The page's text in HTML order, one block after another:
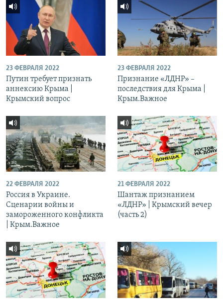
23 ФЕВРАЛЯ 2022
Путин требует признать
аннексию Крыма |
Крымский вопрос
23 ФЕВРАЛЯ 2022
Признание «ЛДНР» –
последствия для Крыма |
Крым.Важное
22 ФЕВРАЛЯ 2022
Россия в Украине.
Сценарии войны и
замороженного конфликта
| Крым.Важное
21 ФЕВРАЛЯ 2022
Шантаж признанием
«ЛДНР» | Крымский вечер
(часть 2)